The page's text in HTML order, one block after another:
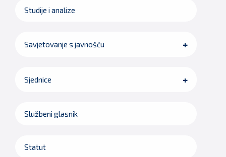
Studije i analize
Savjetovanje s javnošću
Sjednice
Službeni glasnik
Statut